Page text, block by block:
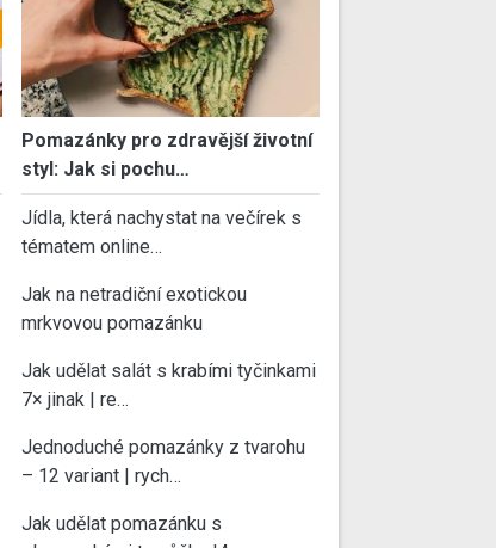
Pomazánky pro zdravější životní
styl: Jak si pochu…
Jídla, která nachystat na večírek s
tématem online…
Jak na netradiční exotickou
mrkvovou pomazánku
Jak udělat salát s krabími tyčinkami
7× jinak | re…
Jednoduché pomazánky z tvarohu
– 12 variant | rych…
Jak udělat pomazánku s